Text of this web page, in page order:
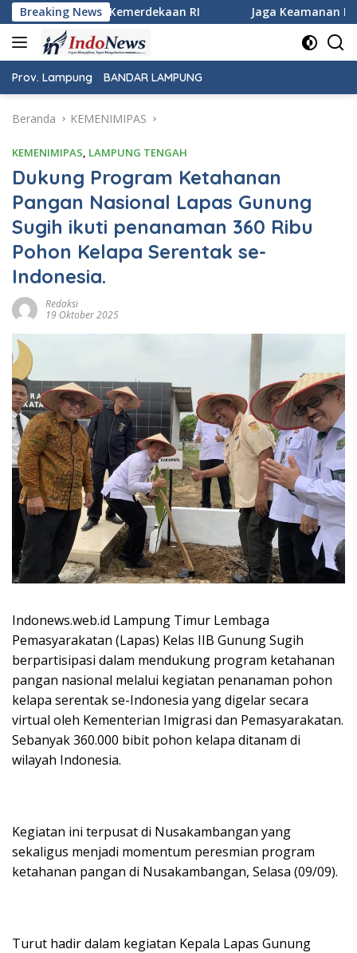
Langsung
ke
konten
Breaking News
RI Jaga Keamanan Pintu Gerbang
Prov. Lampung BANDAR LAMPUNG
Beranda KEMENIMIPAS
KEMENIMIPAS, LAMPUNG TENGAH
Dukung Program Ketahanan
Pangan Nasional Lapas Gunung
Sugih ikuti penanaman 360 Ribu
Pohon Kelapa Serentak se-
Indonesia.
Redaksi
19 Oktober 2025
Indonews.web.id Lampung Timur Lembaga
Pemasyarakatan (Lapas) Kelas IIB Gunung Sugih
berpartisipasi dalam mendukung program ketahanan
pangan nasional melalui kegiatan penanaman pohon
kelapa serentak se-Indonesia yang digelar secara
virtual oleh Kementerian Imigrasi dan Pemasyarakatan.
Sebanyak 360.000 bibit pohon kelapa ditanam di
wilayah Indonesia.
Kegiatan ini terpusat di Nusakambangan yang
sekaligus menjadi momentum peresmian program
ketahanan pangan di Nusakambangan, Selasa (09/09).
Turut hadir dalam kegiatan Kepala Lapas Gunung